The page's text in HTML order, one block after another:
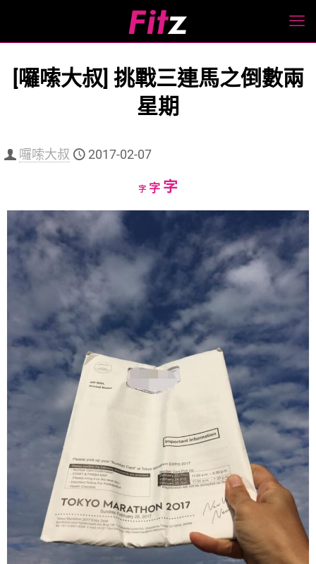
[囉嗦大叔] 挑戰三連馬之倒數兩
星期
囉嗦大叔 2017-02-07
字Decrease
字Reset
size.
字Increase
size.